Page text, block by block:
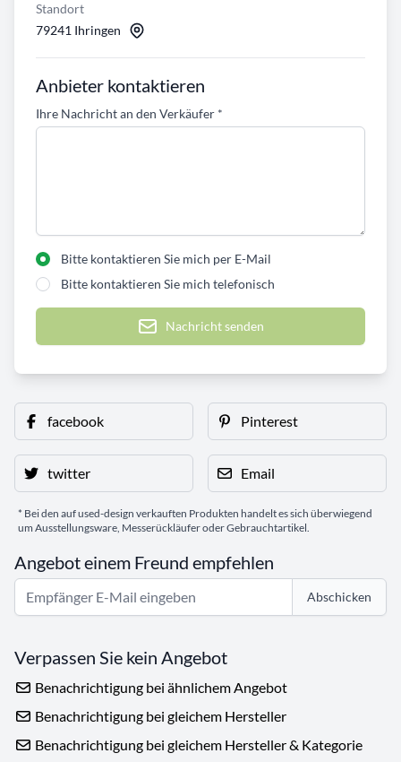
Standort
79241 Ihringen
Anbieter kontaktieren
Ihre Nachricht an den Verkäufer *
Bitte kontaktieren Sie mich per E-Mail
Bitte kontaktieren Sie mich telefonisch
Nachricht senden
facebook Pinterest
twitter Email
* Bei den auf used-design verkauften Produkten handelt es sich überwiegend
um Ausstellungsware, Messerückläufer oder Gebrauchtartikel.
Angebot einem Freund empfehlen
Abschicken
Verpassen Sie kein Angebot
Benachrichtigung bei ähnlichem Angebot
Benachrichtigung bei gleichem Hersteller
Benachrichtigung bei gleichem Hersteller & Kategorie